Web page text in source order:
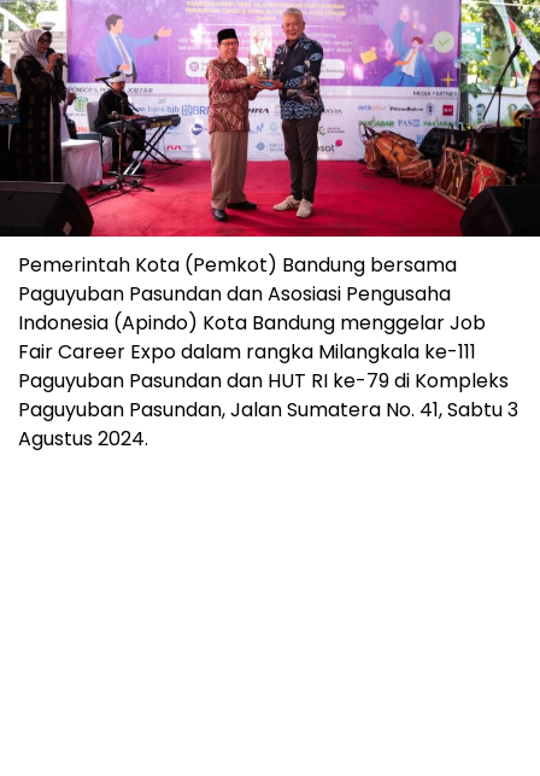
Pemerintah Kota (Pemkot) Bandung bersama
Paguyuban Pasundan dan Asosiasi Pengusaha
Indonesia (Apindo) Kota Bandung menggelar Job
Fair Career Expo dalam rangka Milangkala ke-111
Paguyuban Pasundan dan HUT RI ke-79 di Kompleks
Paguyuban Pasundan, Jalan Sumatera No. 41, Sabtu 3
Agustus 2024.